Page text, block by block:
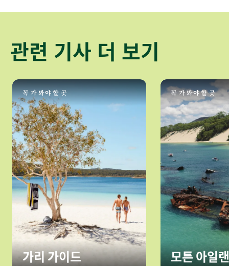
관련 기사 더 보기
꼭 가 봐야 할 곳
가리 가이드
꼭 가 봐야 할 곳
모튼 아일